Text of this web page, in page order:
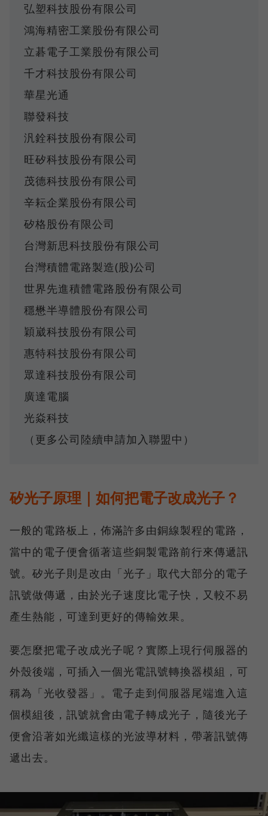
弘塑科技股份有限公司
鴻海精密工業股份有限公司
立碁電子工業股份有限公司
千才科技股份有限公司
華星光通
聯發科技
汎銓科技股份有限公司
旺矽科技股份有限公司
茂德科技股份有限公司
辛耘企業股份有限公司
矽格股份有限公司
台灣新思科技股份有限公司
台灣積體電路製造(股)公司
世界先進積體電路股份有限公司
穩懋半導體股份有限公司
穎崴科技股份有限公司
惠特科技股份有限公司
眾達科技股份有限公司
廣達電腦
光焱科技
（更多公司陸續申請加入聯盟中）
矽光子原理｜如何把電子改成光子？
一般的電路板上，佈滿許多由銅線製程的電路，
當中的電子便會循著這些銅製電路前行來傳遞訊
號。矽光子則是改由「光子」取代大部分的電子
訊號做傳遞，由於光子速度比電子快，又較不易
產生熱能，可達到更好的傳輸效果。
要怎麼把電子改成光子呢？實際上現行伺服器的
外殼後端，可插入一個光電訊號轉換器模組，可
稱為「光收發器」。電子走到伺服器尾端進入這
個模組後，訊號就會由電子轉成光子，隨後光子
便會沿著如光纖這樣的光波導材料，帶著訊號傳
遞出去。